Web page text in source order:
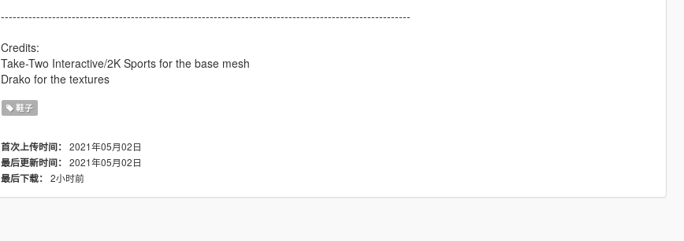
--------------------------------------------------------------------------------------------------------
Credits:
Take-Two Interactive/2K Sports for the base mesh
Drako for the textures
鞋子
首次上传时间： 2021年05月02日
最后更新时间： 2021年05月02日
最后下载： 2小时前